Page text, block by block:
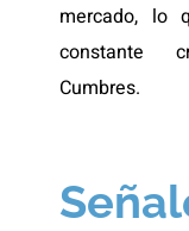
mercado, lo
constante
Cumbres.